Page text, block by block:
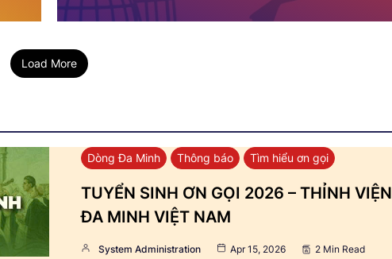
Load More
Dòng Đa Minh Thông báo Tìm hiểu ơn gọi
TUYỂN SINH ƠN GỌI 2026 – THỈNH VIỆN
ĐA MINH VIỆT NAM
System Administration Apr 15, 2026 2 Min Read